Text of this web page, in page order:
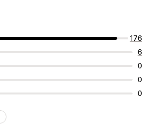
176
6
0
0
0